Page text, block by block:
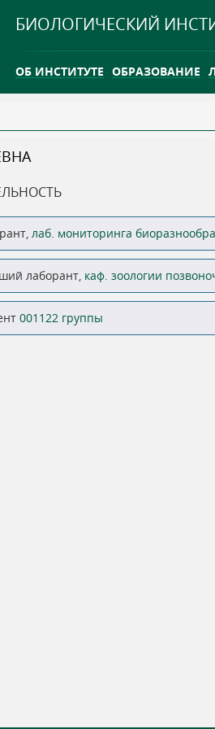
БИОЛОГИЧЕСКИЙ
ОБ ИНСТИТУТЕ ОБРАЗОВАНИЕ
ТГУ ОТКРЫЛ
лаб. мониторинга
лаборант, каф. зоологии
001122 группы